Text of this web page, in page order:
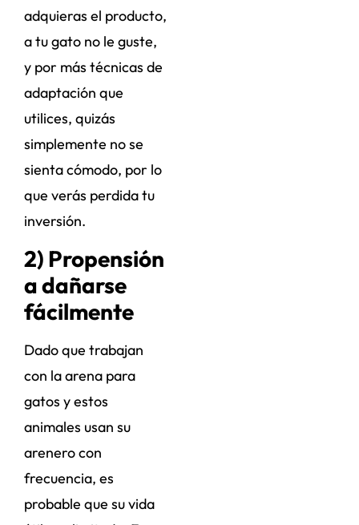
adquieras el producto,
a tu gato no le guste,
y por más técnicas de
adaptación que
utilices, quizás
simplemente no se
sienta cómodo, por lo
que verás perdida tu
inversión.
2) Propensión
a dañarse
fácilmente
Dado que trabajan
con la arena para
gatos y estos
animales usan su
arenero con
frecuencia, es
probable que su vida